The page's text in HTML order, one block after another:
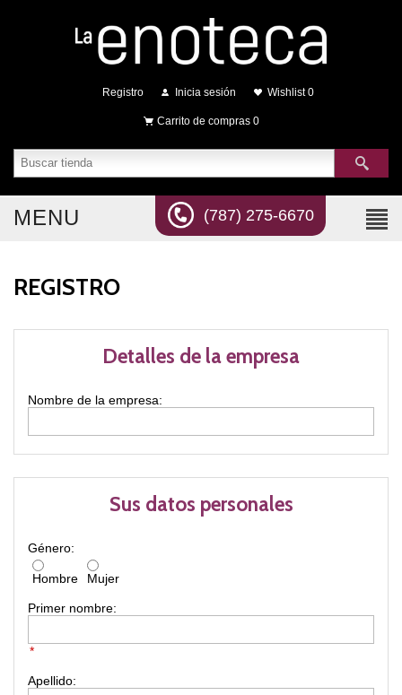
Registro Inicia sesión Wishlist 0
Carrito de compras 0
(787) 275-6670
MENU
REGISTRO
Sus datos personales
Género:
Hombre Mujer
Primer nombre:
*
Apellido:
Detalles de la empresa
Nombre de la empresa: